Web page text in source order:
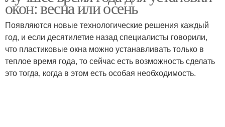
окон: весна или осень
Появляются новые технологические решения каждый
год, и если десятилетие назад специалисты говорили,
что пластиковые окна можно устанавливать только в
теплое время года, то сейчас есть возможность сделать
это тогда, когда в этом есть особая необходимость.